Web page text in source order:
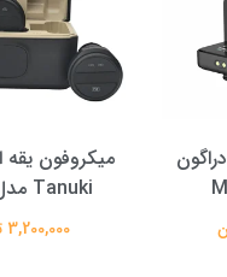
میکروفون
Tanuki مدل SX21
3,200,000 تومان